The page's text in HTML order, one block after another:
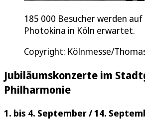
185 000 Besucher werden
Photokina in Köln erwartet.
Copyright: Kölnmesse/
Jubiläumskonzerte im
Philharmonie
1. bis 4. September / 14.